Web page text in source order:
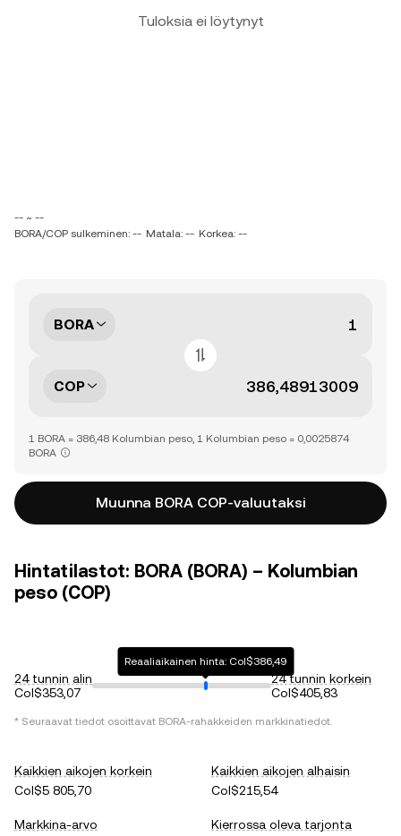
Tuloksia ei löytynyt
-- ~ --
BORA/COP sulkeminen: -- Matala: -- Korkea: --
BORA
COP
1 BORA = 386,48 Kolumbian peso, 1 Kolumbian peso = 0,0025874
BORA
Muunna BORA COP-valuutaksi
Hintatilastot: BORA (BORA) – Kolumbian
peso (COP)
24 tunnin alin
Col$353,07
Reaaliaikainen hinta: Col$386,49
24 tunnin korkein
Col$405,83
* Seuraavat tiedot osoittavat BORA-rahakkeiden markkinatiedot.
Kaikkien aikojen korkein
Col$5 805,70
Kaikkien aikojen alhaisin
Col$215,54
Markkina-arvo
Kierrossa oleva tarjonta